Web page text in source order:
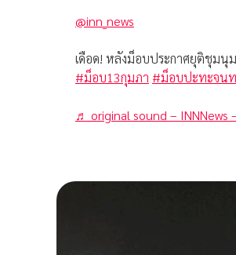
@inn_news
เดือด! หลังม็อบประกาศยุติชุมนุ
#ม็อบ13กุมภา #ม็อบปะทะจนท
♬ original sound – INNNews